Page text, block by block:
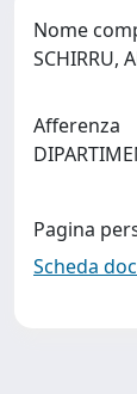
Nome
SCHIRRU,
Afferenza
Pagina
Scheda